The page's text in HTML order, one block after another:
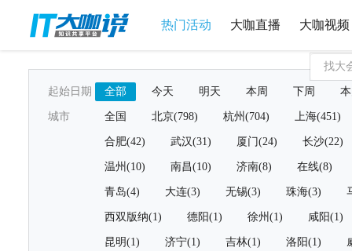
热门活动 大咖直播 大咖视频
起始日期 全部 今天 明天 本周 下周
城市 全国 北京(798) 杭州(704) 上海(451)
合肥(42) 武汉(31) 厦门(24) 长沙(22)
温州(10) 南昌(10) 济南(8) 在线(8)
青岛(4) 大连(3) 无锡(3) 珠海(3)
西双版纳(1) 德阳(1) 徐州(1) 咸阳(1)
昆明(1) 济宁(1) 吉林(1) 洛阳(1)